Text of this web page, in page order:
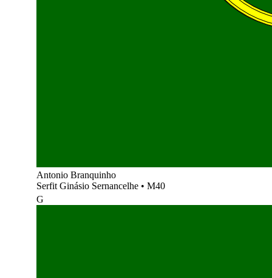
Antonio Branquinho
Serfit Ginásio Sernancelhe • M40
G